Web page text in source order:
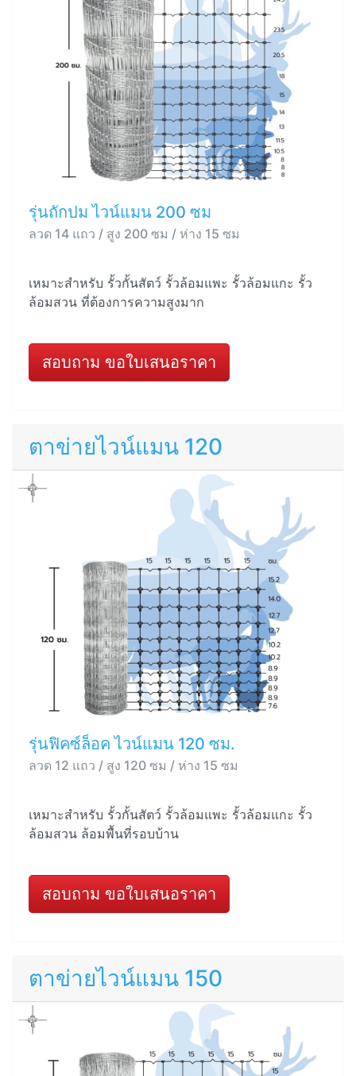
รุ่นถักปม ไวน์แมน 200 ซม
ลวด 14 แถว / สูง 200 ซม / ห่าง 15 ซม
เหมาะสำหรับ รั้วกั้นสัตว์ รั้วล้อมแพะ รั้วล้อมแกะ รั้ว
ล้อมสวน ที่ต้องการความสูงมาก
สอบถาม ขอใบเสนอราคา
ตาข่ายไวน์แมน 120
รุ่นฟิคซ์ล็อค ไวน์แมน 120 ซม.
ลวด 12 แถว / สูง 120 ซม / ห่าง 15 ซม
เหมาะสำหรับ รั้วกั้นสัตว์ รั้วล้อมแพะ รั้วล้อมแกะ รั้ว
ล้อมสวน ล้อมพื้นที่รอบบ้าน
สอบถาม ขอใบเสนอราคา
ตาข่ายไวน์แมน 150